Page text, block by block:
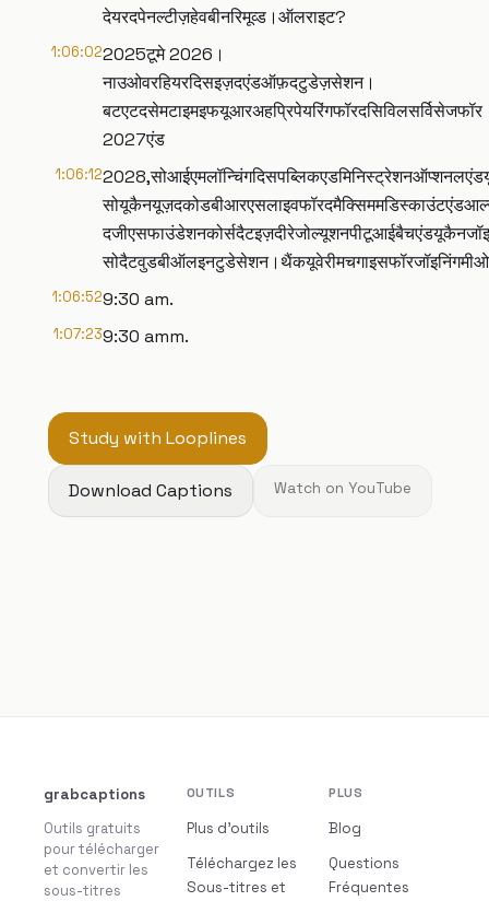
देयरदपेनल्टीज़हेवबीनरिमूव्ड।ऑलराइट?
1:06:022025टूमे 2026।
नाउओवरहियरदिसइज़दएंडऑफ़दटुडेज़सेशन।
बटएटदसेमटाइमइफयूआरअहप्रिपेयरिंगफॉरदसिविलसर्विसेजफॉर
2027एंड
1:06:12
1:06:529:30 am.
1:07:239:30 amm.
Study with Looplines
Download Captions Watch on YouTube
grabcaptions
Outils gratuits
pour télécharger
et convertir les
sous-titres
OUTILS
Plus d’outils
Téléchargez les
Sous-titres et
PLUS
Blog
Questions
Fréquentes